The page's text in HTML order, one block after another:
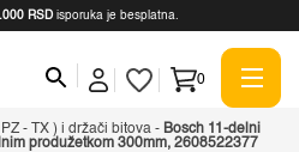
RSD isporuka je besplatna.
0
- TX ) i držači bitova - Bosch 11-delni
produžetkom 300mm, 2608522377